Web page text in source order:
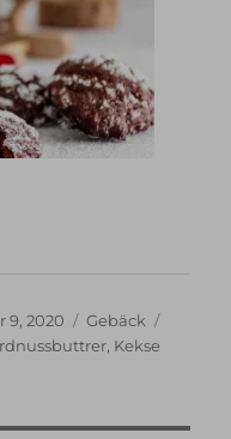
9, 2020 Kategorien
Gebäck
, Kekse